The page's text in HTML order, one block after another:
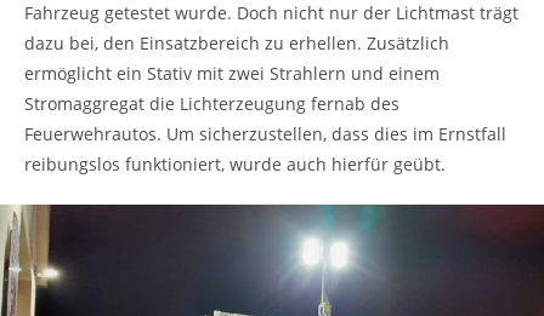
Fahrzeug getestet wurde. Doch nicht nur der Lichtmast trägt
dazu bei, den Einsatzbereich zu erhellen. Zusätzlich
ermöglicht ein Stativ mit zwei Strahlern und einem
Stromaggregat die Lichterzeugung fernab des
Feuerwehrautos. Um sicherzustellen, dass dies im Ernstfall
reibungslos funktioniert, wurde auch hierfür geübt.